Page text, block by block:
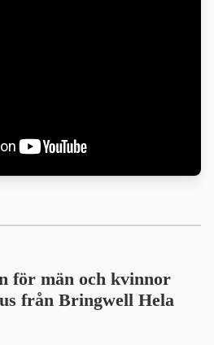
för män och kvinnor
från Bringwell Hela